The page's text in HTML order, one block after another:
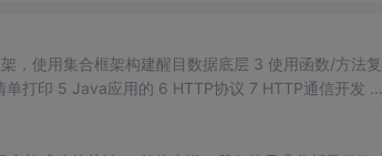
，使用集合框架构建醒目数据底层 3 使用函数/方法复
的业务逻辑开发 4 使用Java IO流实现购物清单打印 5 Java应用的 6 HTTP协议 7 HTTP通信开发 项